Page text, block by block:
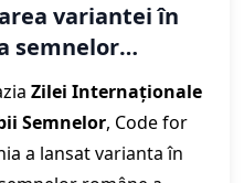
variantei în
semnelor
a soluției Ce
Zilei Internaționale
Semnelor, Code for
a lansatvarianta în